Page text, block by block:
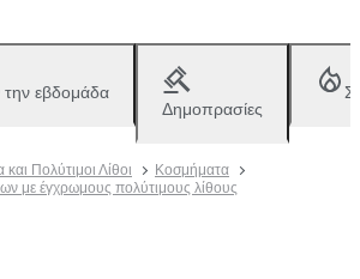
την εβδομάδα
Δημοπρασίες
Πολύτιμοι Λίθοι
Κοσμήματα
με έγχρωμους πολύτιμους λίθους